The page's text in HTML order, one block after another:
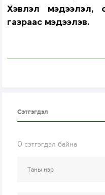
Хэвлэл мэдээлэл,
газраас мэдээлэв.
Сэтгэгдэл
0 сэтгэгдэл байна